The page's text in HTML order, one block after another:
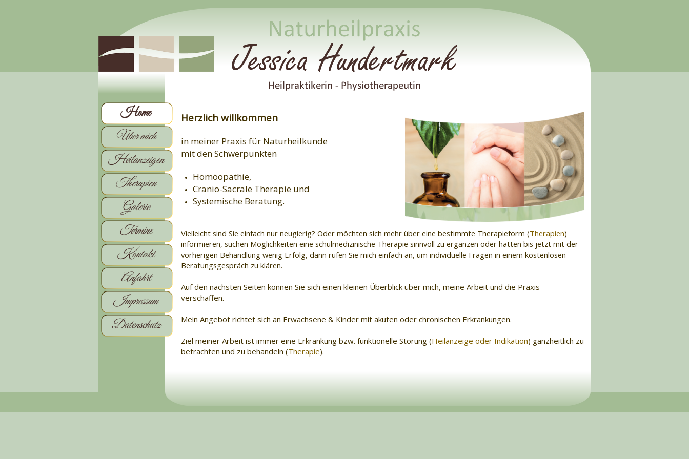
Home
Über mich
Heilanzeigen
Therapien
Galerie
Termine
Kontakt
Anfahrt
Impressum
Datenschutz
Herzlich willkommen
in meiner Praxis für Naturheilkunde
mit den Schwerpunkten
Homöopathie,
Cranio-Sacrale Therapie und
Systemische Beratung.
Vielleicht sind Sie einfach nur neugierig? Oder möchten sich mehr über eine bestimmte Therapieform (Therapien)
informieren, suchen Möglichkeiten eine schulmedizinische Therapie sinnvoll zu ergänzen oder hatten bis jetzt mit der
vorherigen Behandlung wenig Erfolg, dann rufen Sie mich einfach an, um individuelle Fragen in einem kostenlosen
Beratungsgespräch zu klären.
Auf den nächsten Seiten können Sie sich einen kleinen Überblick über mich, meine Arbeit und die Praxis
verschaffen.
Mein Angebot richtet sich an Erwachsene & Kinder mit akuten oder chronischen Erkrankungen.
Ziel meiner Arbeit ist immer eine Erkrankung bzw. funktionelle Störung (Heilanzeige oder Indikation) ganzheitlich zu
betrachten und zu behandeln (Therapie).